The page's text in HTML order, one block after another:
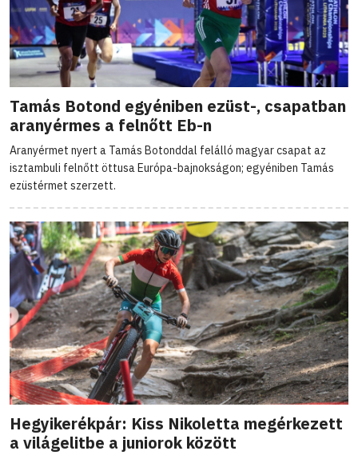
Tamás Botond egyéniben ezüst-, csapatban
aranyérmes a felnőtt Eb-n
Aranyérmet nyert a Tamás Botonddal felálló magyar csapat az
isztambuli felnőtt öttusa Európa-bajnokságon; egyéniben Tamás
ezüstérmet szerzett.
Hegyikerékpár: Kiss Nikoletta megérkezett
a világelitbe a juniorok között